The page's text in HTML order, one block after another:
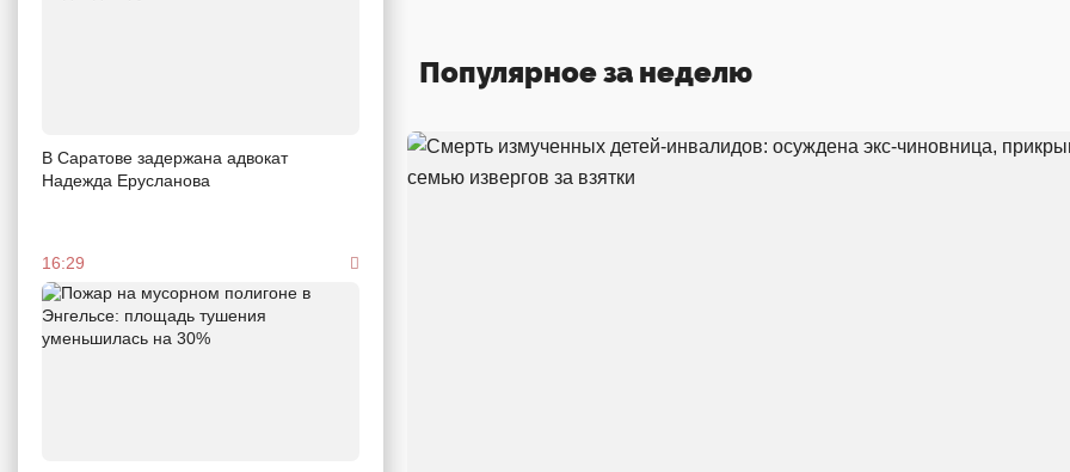
В Саратове задержана адвокат
Надежда Ерусланова
16:29
Популярное за неделю